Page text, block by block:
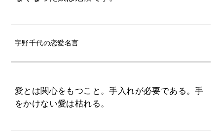
宇野千代の恋愛名言
愛とは関心をもつこと。手入れが必要である。手
をかけない愛は枯れる。